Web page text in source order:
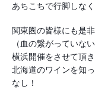
あちこちで行脚しな
関東圏の皆様にも是
（血の繋がっていな
横浜開催をさせて頂
北海道のワインを知
なし！